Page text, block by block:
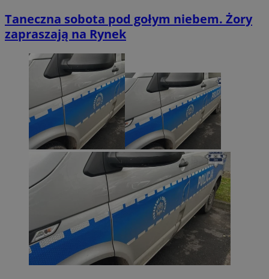
Taneczna sobota pod gołym niebem. Żory
zapraszają na Rynek